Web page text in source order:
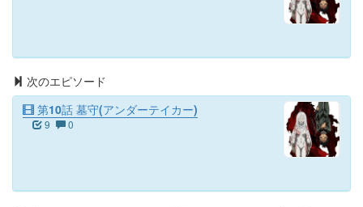
次のエピソード
第10話 墓守(アンダーテイカー)
9 0